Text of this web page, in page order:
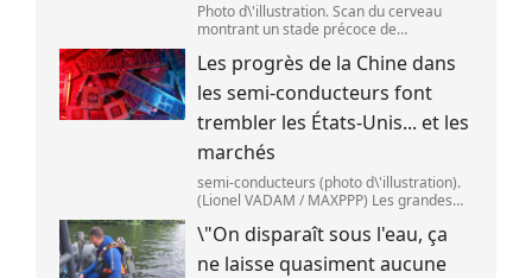
Photo d\'illustration. Scan du cerveau
montrant un stade précoce de
2025 à Londres,en Angleterre. (Peter
Dazeley / Getty Images Europe)
Les progrès de la Chine dans
les semi-conducteurs font
trembler les États-Unis... et les
marchés
semi-conducteurs (photo d\'illustration).
(Lionel VADAM / MAXPPP) Les grandes
de bourse reculer,mardi 28 juillet,après
deux annonces venues de Chine. Au cœu
\"On disparaît sous l'eau, ça
ne laisse quasiment aucune